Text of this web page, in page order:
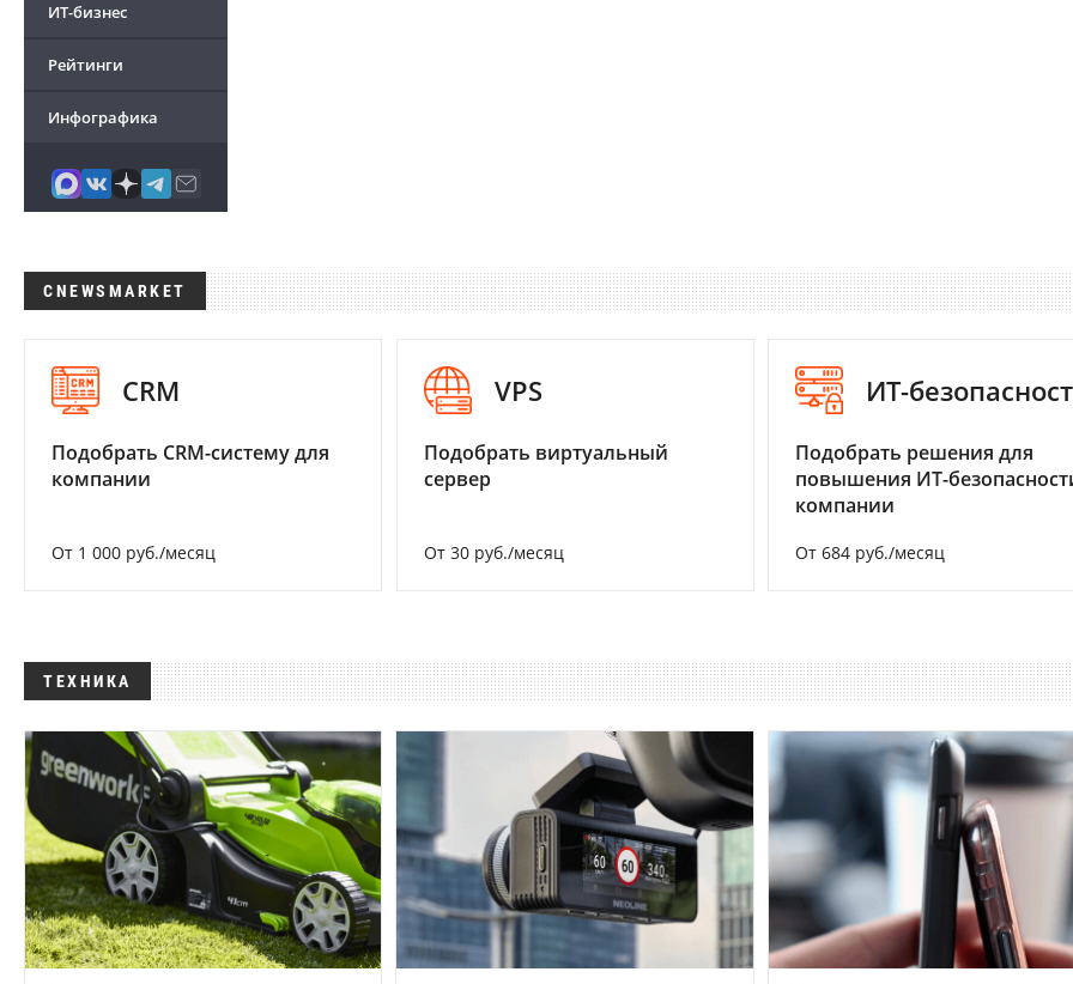
ИТ-бизнес
Рейтинги
Инфографика
CNEWSMARKET
CRM
Подобрать CRM-систему для
компании
От 1 000 руб./месяц
VPS
Подобрать виртуальный
сервер
От 30 руб./месяц
ИТ-
Подобрать решения для
повышения ИТ-
компании
От 684 руб./месяц
ТЕХНИКА